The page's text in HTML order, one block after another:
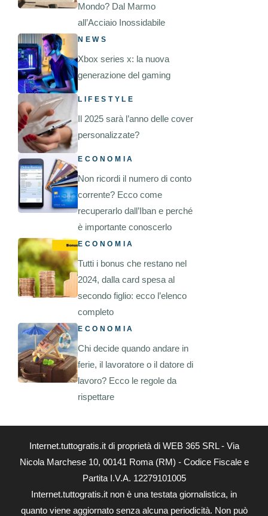
Mondo? Dal Marmo
all’Acciaio Inossidabile
NEWS
Xbox series x: la nuova
generazione del gaming
LIFESTYLE
Il 2025 sarà l’anno delle cover
personalizzate?
ECONOMIA
Non ricordi il numero di conto
corrente? Ecco come
recuperarlo dall’Iban e perché
è importante conoscerlo
ECONOMIA
Tutti i bonus che restano nel
2024, dalla card spesa al
secondo figlio: ecco l’elenco
completo
ECONOMIA
Chi decide quando andare in
ferie, il lavoratore o il datore di
lavoro? Ecco le regole da
rispettare
Internet.tuttogratis.it di proprietà di WEB 365 SRL - Via
Nicola Marchese 10, 00141 Roma (RM) - Codice Fiscale e
Partita I.V.A. 12279101005
Internet.tuttogratis.it non è una testata giornalistica, in
quanto viene aggiornato senza alcuna periodicità. Non può